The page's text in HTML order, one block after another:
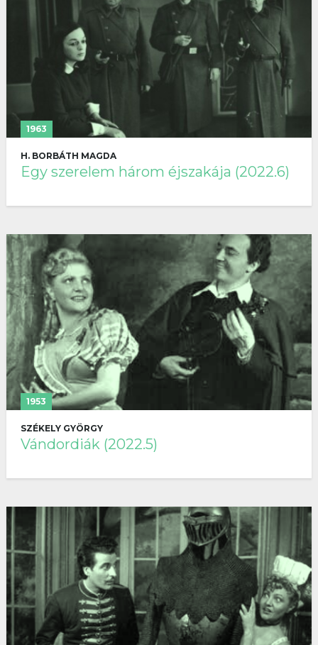
1963
H. BORBÁTH MAGDA
Egy szerelem három éjszakája (2022.6)
1953
SZÉKELY GYÖRGY
Vándordiák (2022.5)